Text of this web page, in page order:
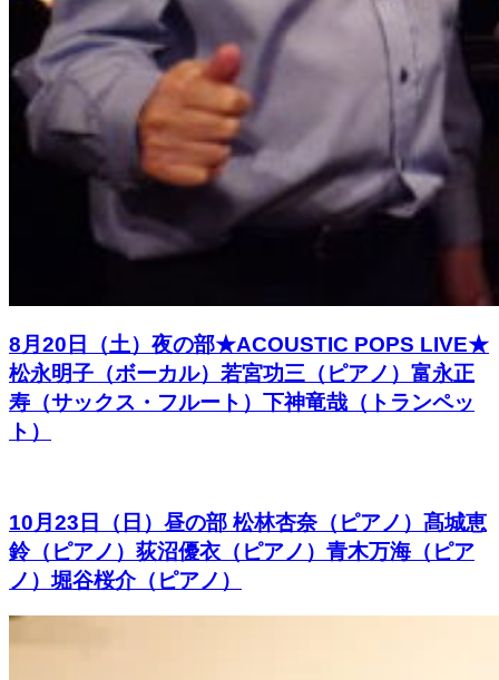
8月20日（土）夜の部★ACOUSTIC POPS LIVE★
松永明子（ボーカル）若宮功三（ピアノ）富永正
寿（サックス・フルート）下神竜哉（トランペッ
ト）
10月23日（日）昼の部 松林杏奈（ピアノ）髙城恵
鈴（ピアノ）荻沼優衣（ピアノ）青木万海（ピア
ノ）堀谷桜介（ピアノ）